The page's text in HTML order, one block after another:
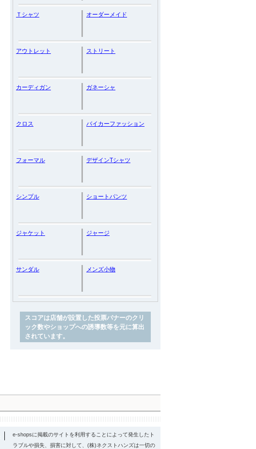
Ｔシャツ オーダーメイド
アウトレット ストリート
カーディガン ガネーシャ
クロス バイカーファッション
フォーマル デザインTシャツ
シンプル ショートパンツ
ジャケット ジャージ
サンダル メンズ小物
スコアは店舗が設置した投票バナーのクリ
ック数やショップへの誘導数等を元に算出
されています。
e-shopsに掲載のサイトを利用することによって発生したト
ラブルや損失、損害に対して、(株)ネクストハンズは一切の